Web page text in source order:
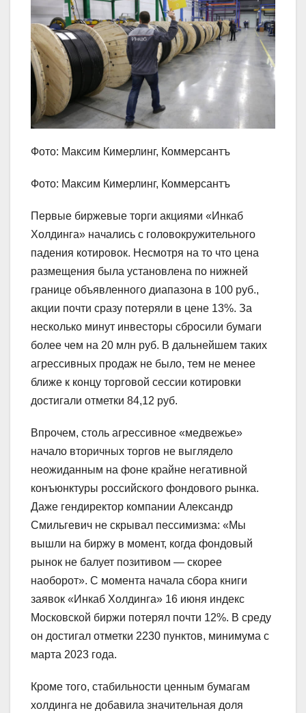
Фото: Максим Кимерлинг, Коммерсантъ
Фото: Максим Кимерлинг, Коммерсантъ
Первые биржевые торги акциями «Инкаб
Холдинга» начались с головокружительного
падения котировок. Несмотря на то что цена
размещения была установлена по нижней
границе объявленного диапазона в 100 руб.,
акции почти сразу потеряли в цене 13%. За
несколько минут инвесторы сбросили бумаги
более чем на 20 млн руб. В дальнейшем таких
агрессивных продаж не было, тем не менее
ближе к концу торговой сессии котировки
достигали отметки 84,12 руб.
Впрочем, столь агрессивное «медвежье»
начало вторичных торгов не выглядело
неожиданным на фоне крайне негативной
конъюнктуры российского фондового рынка.
Даже гендиректор компании Александр
Смильгевич не скрывал пессимизма: «Мы
вышли на биржу в момент, когда фондовый
рынок не балует позитивом — скорее
наоборот». С момента начала сбора книги
заявок «Инкаб Холдинга» 16 июня индекс
Московской биржи потерял почти 12%. В среду
он достигал отметки 2230 пунктов, минимума с
марта 2023 года.
Кроме того, стабильности ценным бумагам
холдинга не добавила значительная доля